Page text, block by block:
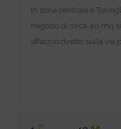
In zona centrale a
negozio di circa 40 mq
affaccio diretto sulla via